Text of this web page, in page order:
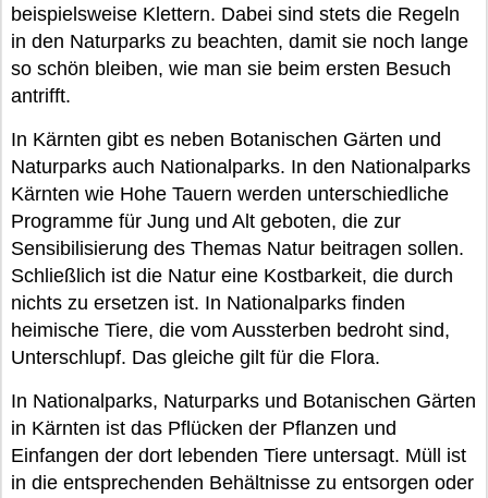
beispielsweise Klettern. Dabei sind stets die Regeln
in den Naturparks zu beachten, damit sie noch lange
so schön bleiben, wie man sie beim ersten Besuch
antrifft.
In Kärnten gibt es neben Botanischen Gärten und
Naturparks auch Nationalparks. In den Nationalparks
Kärnten wie Hohe Tauern werden unterschiedliche
Programme für Jung und Alt geboten, die zur
Sensibilisierung des Themas Natur beitragen sollen.
Schließlich ist die Natur eine Kostbarkeit, die durch
nichts zu ersetzen ist. In Nationalparks finden
heimische Tiere, die vom Aussterben bedroht sind,
Unterschlupf. Das gleiche gilt für die Flora.
In Nationalparks, Naturparks und Botanischen Gärten
in Kärnten ist das Pflücken der Pflanzen und
Einfangen der dort lebenden Tiere untersagt. Müll ist
in die entsprechenden Behältnisse zu entsorgen oder